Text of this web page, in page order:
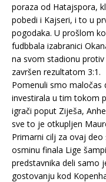
poraza od Hatajspora,
pobedi i Kajseri, i to u
pogodaka. U prošlom
fudbbala izabranici
na svom stadionu
završen rezultatom 3:1.
Pomenuli smo maločas
investirala u tim tokom
igrači poput Ziješa,
sve to je otkupljen
Primarni cilj za ovaj
osminu finala Lige
predstavnika deli samo
gostovanju kod